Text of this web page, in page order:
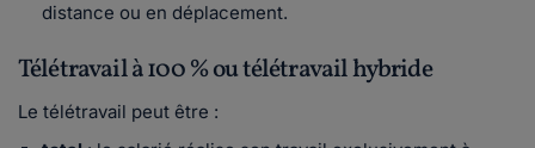
distance ou en déplacement.
Télétravail à 100 % ou télétravail hybride
Le télétravail peut être :